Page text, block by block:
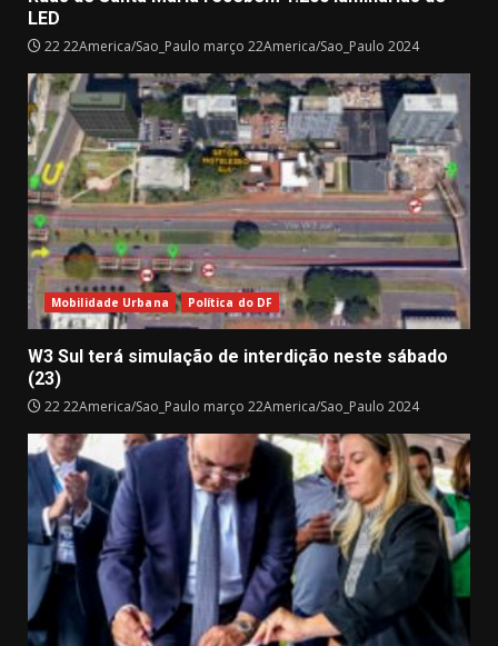
LED
22 22America/Sao_Paulo março 22America/Sao_Paulo 2024
Mobilidade Urbana Política do DF
W3 Sul terá simulação de interdição neste sábado
(23)
22 22America/Sao_Paulo março 22America/Sao_Paulo 2024